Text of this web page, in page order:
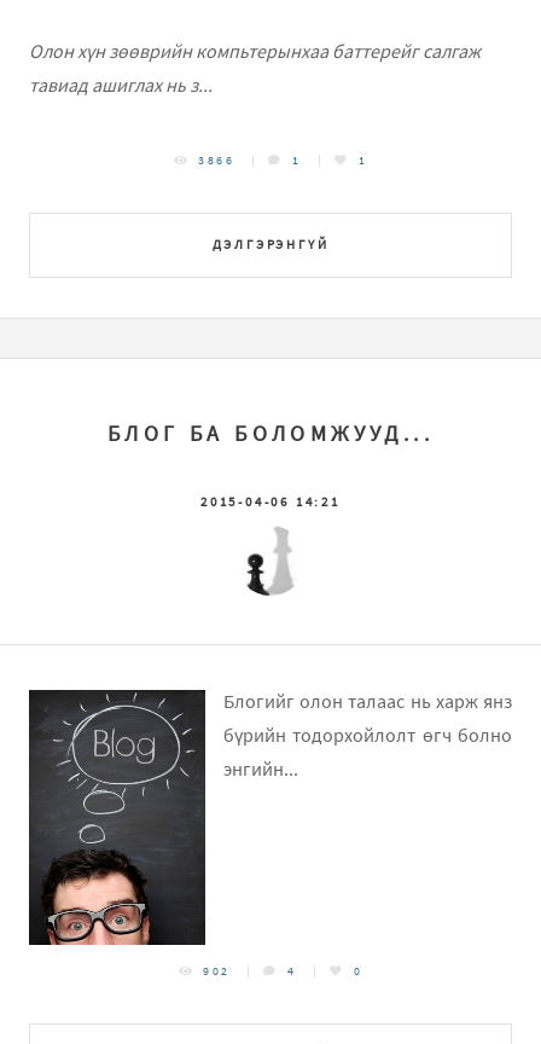
Олон хүн зөөврийн компьтерынхаа баттерейг салгаж
тавиад ашиглах нь з...
ДЭЛГЭРЭНГҮЙ
3866 1 1
БЛОГ БА БОЛОМЖУУД...
2015-04-06 14:21
Блогийг олон талаас нь харж янз
бүрийн тодорхойлолт өгч болно
энгийн...
902 4 0